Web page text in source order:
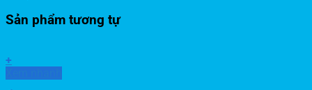
Sản phẩm tương tự
+